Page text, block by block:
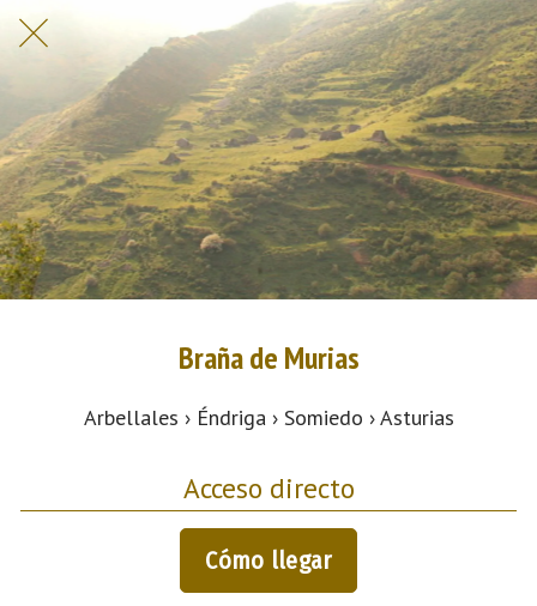
Braña de Murias
Arbellales › Éndriga › Somiedo › Asturias
Acceso directo
Cómo llegar